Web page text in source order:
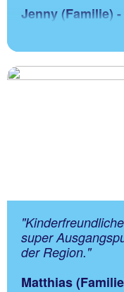
Jenny (Familie)
super
der Region."
Matthias